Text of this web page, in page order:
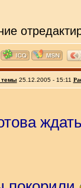
темы 25.12.2005 - 15:11